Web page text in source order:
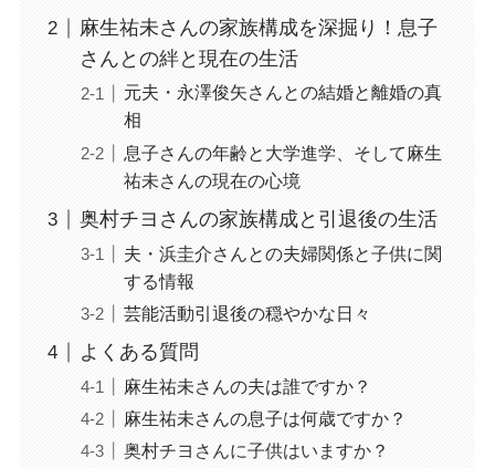
麻生祐未さんの家族構成を深掘り！息子
さんとの絆と現在の生活
元夫・永澤俊矢さんとの結婚と離婚の真
相
息子さんの年齢と大学進学、そして麻生
祐未さんの現在の心境
奥村チヨさんの家族構成と引退後の生活
夫・浜圭介さんとの夫婦関係と子供に関
する情報
芸能活動引退後の穏やかな日々
よくある質問
麻生祐未さんの夫は誰ですか？
麻生祐未さんの息子は何歳ですか？
奥村チヨさんに子供はいますか？